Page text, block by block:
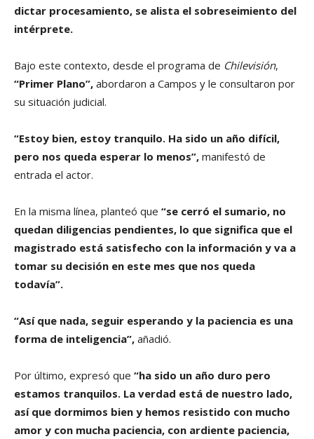
dictar procesamiento, se alista el sobreseimiento del
intérprete.
Bajo este contexto, desde el programa de Chilevisión,
“Primer Plano”, abordaron a Campos y le consultaron por
su situación judicial.
“Estoy bien, estoy tranquilo. Ha sido un año difícil,
pero nos queda esperar lo menos”, manifestó de
entrada el actor.
En la misma línea, planteó que “se cerró el sumario, no
quedan diligencias pendientes, lo que significa que el
magistrado está satisfecho con la información y va a
tomar su decisión en este mes que nos queda
todavía”.
“Así que nada, seguir esperando y la paciencia es una
forma de inteligencia”, añadió.
Por último, expresó que “ha sido un año duro pero
estamos tranquilos. La verdad está de nuestro lado,
así que dormimos bien y hemos resistido con mucho
amor y con mucha paciencia, con ardiente paciencia,